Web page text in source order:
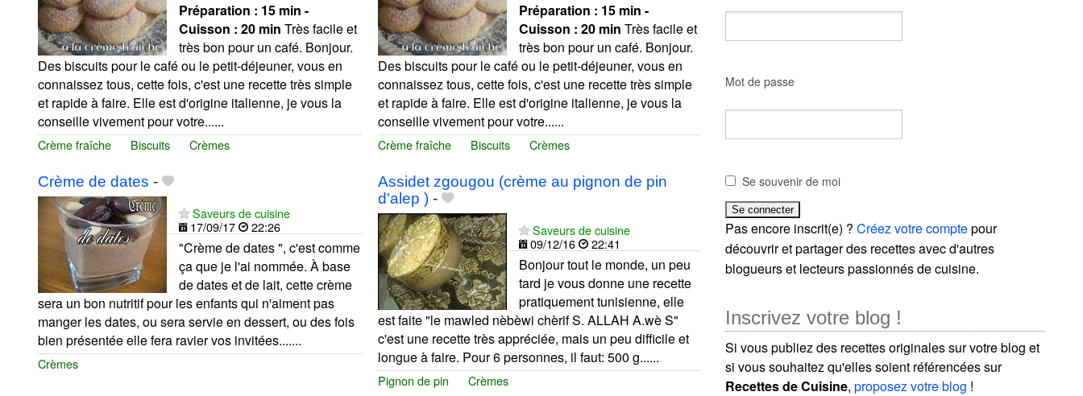
Préparation : 15 min -
Cuisson : 20 min Très facile et
très bon pour un café. Bonjour.
Des biscuits pour le café ou le petit-déjeuner, vous en
connaissez tous, cette fois, c'est une recette très simple
et rapide à faire. Elle est d'origine italienne, je vous la
conseille vivement pour votre......
Crème fraîche Biscuits Crèmes
Préparation : 15 min -
Cuisson : 20 min Très facile et
très bon pour un café. Bonjour.
Des biscuits pour le café ou le petit-déjeuner, vous en
connaissez tous, cette fois, c'est une recette très simple
et rapide à faire. Elle est d'origine italienne, je vous la
conseille vivement pour votre......
Crème fraîche Biscuits Crèmes
Crème de dates -
Saveurs de cuisine
17/09/17
22:26
"Crème de dates ", c'est comme
ça que je l'ai nommée. À base
de dates et de lait, cette crème
sera un bon nutritif pour les enfants qui n'aiment pas
manger les dates, ou sera servie en dessert, ou des fois
bien présentée elle fera ravier vos invitées.......
Crèmes
Assidet zgougou (crème au pignon de pin
d'alep )-
Saveurs de cuisine
09/12/16
22:41
Bonjour tout le monde, un peu
tard je vous donne une recette
pratiquement tunisienne, elle
est faite "le mawled nèbèwi chèrif S. ALLAH A.wè S"
c'est une recette très appréciée, mais un peu difficile et
longue à faire. Pour 6 personnes, il faut: 500 g......
Pignon de pin Crèmes
Mot de passe
Se souvenir de moi
Pas encore inscrit(e) ?Créez votre comptepour
découvrir et partager des recettes avec d'autres
blogueurs et lecteurs passionnés de cuisine.
Inscrivez votre blog !
Si vous publiez des recettes originales sur votre blog et
si vous souhaitez qu'elles soient référencées sur
Recettes de Cuisine,proposez votre blog !